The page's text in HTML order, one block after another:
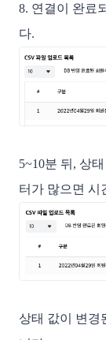
8. 연결이 완료
다.
5~10분 뒤, 상태
터가 많으면 시
상태 값이 변경